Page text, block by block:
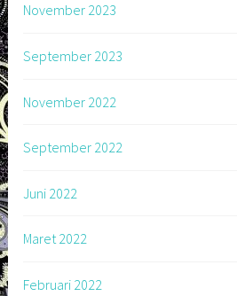
November 2023
September 2023
November 2022
September 2022
Juni 2022
Maret 2022
Februari 2022